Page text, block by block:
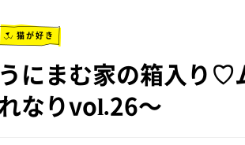
猫が好き
うにまむ家の箱入り♡
なりvol.26～